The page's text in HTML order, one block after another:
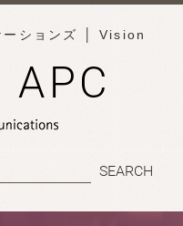
ションズ │ Vision
APC